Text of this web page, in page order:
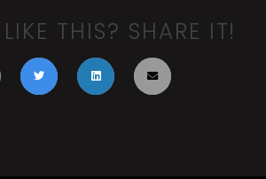
THIS? SHARE IT!